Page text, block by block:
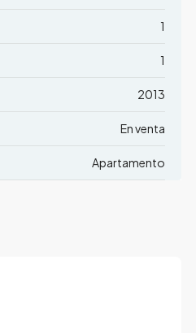
1
1
2013
En venta
Apartamento